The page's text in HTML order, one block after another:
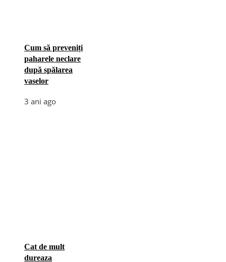
Cum să preveniți
paharele neclare
după spălarea
vaselor
3 ani ago
Cat de mult
dureaza